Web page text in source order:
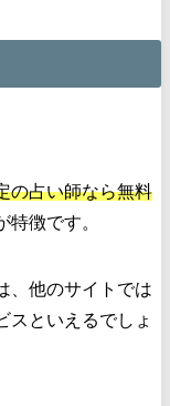
の占い師なら無料
特徴です。
、他のサイトでは
スといえるでしょ